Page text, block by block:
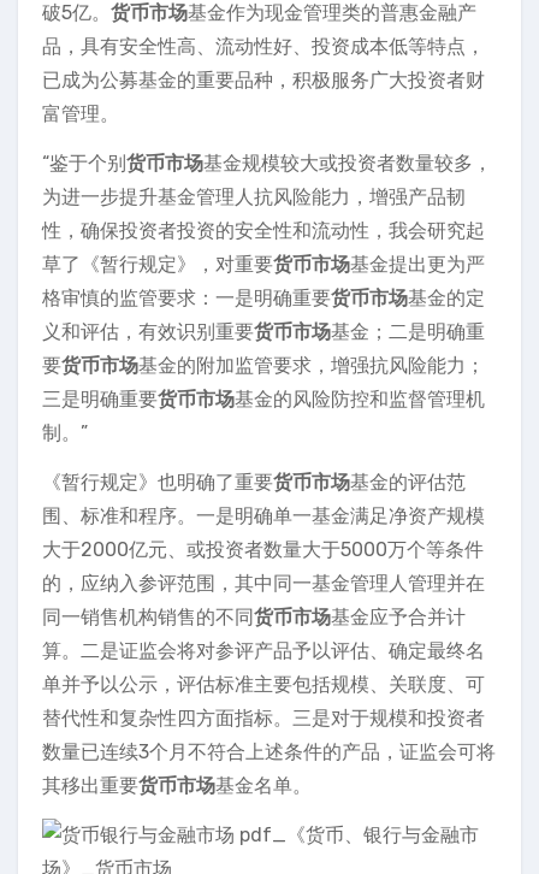
破5亿。 货币市场基金作为现金管理类的普惠金融产
品，具有安全性高、流动性好、投资成本低等特点，
已成为公募基金的重要品种，积极服务广大投资者财
富管理。
“鉴于个别 货币市场基金规模较大或投资者数量较多，
为进一步提升基金管理人抗风险能力，增强产品韧
性，确保投资者投资的安全性和流动性，我会研究起
草了《暂行规定》，对重要货币市场基金提出更为严
格审慎的监管要求：一是明确重要货币市场基金的定
义和评估，有效识别重要货币市场基金；二是明确重
要货币市场基金的附加监管要求，增强抗风险能力；
三是明确重要货币市场基金的风险防控和监督管理机
制。”
《暂行规定》也明确了重要货币市场基金的评估范
围、标准和程序。一是明确单一基金满足净资产规模
大于2000亿元、或投资者数量大于5000万个等条件
的，应纳入参评范围，其中同一基金管理人管理并在
同一销售机构销售的不同货币市场基金应予合并计
算。二是证监会将对参评产品予以评估、确定最终名
单并予以公示，评估标准主要包括规模、关联度、可
替代性和复杂性四方面指标。三是对于规模和投资者
数量已连续3个月不符合上述条件的产品，证监会可将
其移出重要货币市场基金名单。